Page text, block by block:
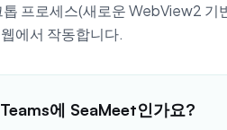
프로세스(새로운 WebView2 기
에서 작동합니다.
에 SeaMeet인가요?